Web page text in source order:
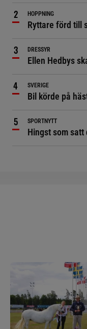
HOPPNING
Ryttare förd till
DRESSYR
Ellen Hedbys
SVERIGE
Bil körde på
SPORTNYTT
Hingst som